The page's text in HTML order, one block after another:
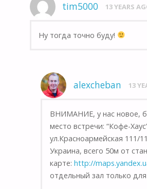
tim5000 13 YEARS
Ну тогда точно буду!
alexcheban 13
ВНИМАНИЕ, у нас новое,
место встречи: “Кофе-
ул.Красноармейская 111/
Украина, всего 50м от
карте: http://
отдельный зал только для